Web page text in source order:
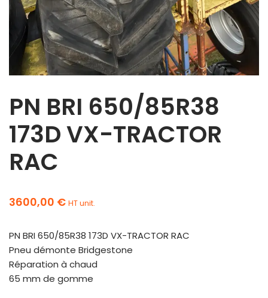
PN BRI 650/85R38
173D VX-TRACTOR
RAC
3600,00 € HT unit.
PN BRI 650/85R38 173D VX-TRACTOR RAC
Pneu démonte Bridgestone
Réparation à chaud
65 mm de gomme